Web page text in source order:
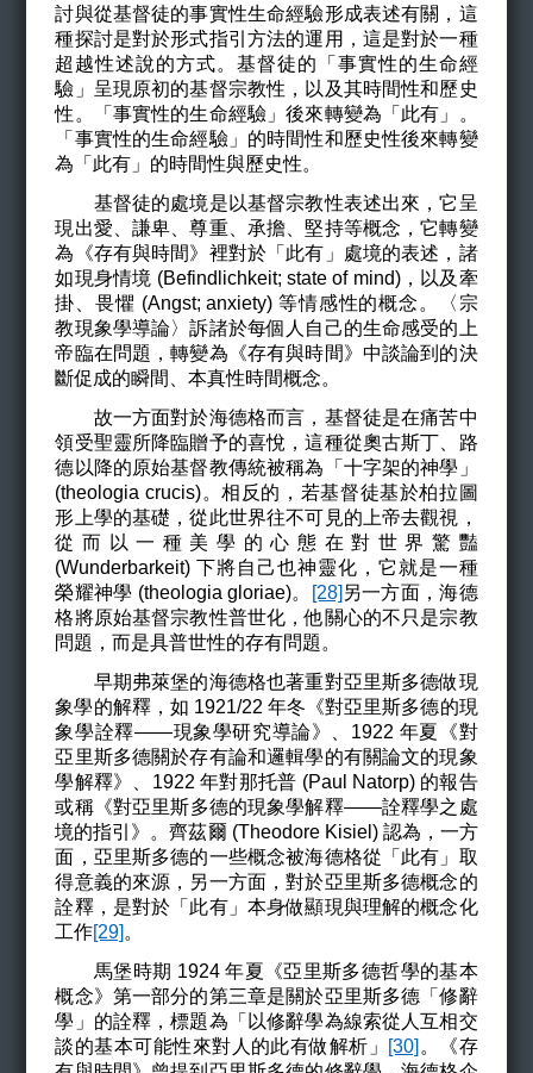
討與從基督徒的事實性生命經驗形成表述有關，這
種探討是對於形式指引方法的運用，這是對於一種
超越性述說的方式。基督徒的「事實性的生命經
驗」呈現原初的基督宗教性，以及其時間性和歷史
性。「事實性的生命經驗」後來轉變為「此有」。
「事實性的生命經驗」的時間性和歷史性後來轉變
為「此有」的時間性與歷史性。
基督徒的處境是以基督宗教性表述出來，它呈
現出愛、謙卑、尊重、承擔、堅持等概念，它轉變
為《存有與時間》裡對於 「此有」 處境的表述， 諸
如現身情境 (Befindlichkeit; state of mind)，以及牽
掛、畏懼 (Angst; anxiety)等情感性的概念。
〈宗
教現象學導論〉訴諸於每個人自己的生命感受的上
帝臨在問題，轉變為《存有與時間》中談論到的決
斷促成的瞬間、本真性時間概念。
故一方面對於海德格而言，基督徒是在痛苦中
領受聖靈所降臨贈予的喜悅，這種從奧古斯丁、路
德以降的原始基督教傳統被稱為「十字架的神學」
(theologia crucis)。相反的，若基督徒基於柏拉圖
形上學的基礎，從此世界往不可見的上帝去觀視，
從而以一種美學的心態在對世界驚豔
(Wunderbarkeit) 下將自己也神靈化，它就是一種
榮耀神學 (theologia gloriae)。 [28] 另一方面，海德
格將原始基督宗教性普世化，他關心的不只是宗教
問題，而是具普世性的存有問題。
早期弗萊堡的海德格也著重對亞里斯多德做現
象學的解釋，如 1921/22 年冬《對亞里斯多德的現
象學詮釋——現象學研究導論》、1922 年夏《對
亞里斯多德關於存有論和邏輯學的有關論文的現象
學解釋》、1922 年對那托普 (Paul Natorp) 的報告
或稱《對亞里斯多德的現象學解釋——詮釋學之處
境的指引》。齊茲爾 (Theodore Kisiel) 認為，一方
面，亞里斯多德的一些概念被海德格從「此有」取
得意義的來源，另一方面，對於亞里斯多德概念的
詮釋，是對於「此有」本身做顯現與理解的概念化
工作[29] 。
馬堡時期 1924 年夏《亞里斯多德哲學的基本
概念》第一部分的第三章是關於亞里斯多德「修辭
學」的詮釋，標題為「以修辭學為線索從人互相交
談的基本可能性來對人的此有做解析」
[30] 。《存